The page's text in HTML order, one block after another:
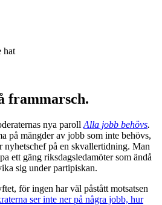
hat
frammarsch.
nya paroll Alla jobb behövs.
på mängder av jobb som inte behövs,
på en skvallertidning. Man
ett gäng riksdagsledamöter som ändå
sig under partipiskan.
för ingen har väl påstått motsatsen
ser inte ner på några jobb, hur